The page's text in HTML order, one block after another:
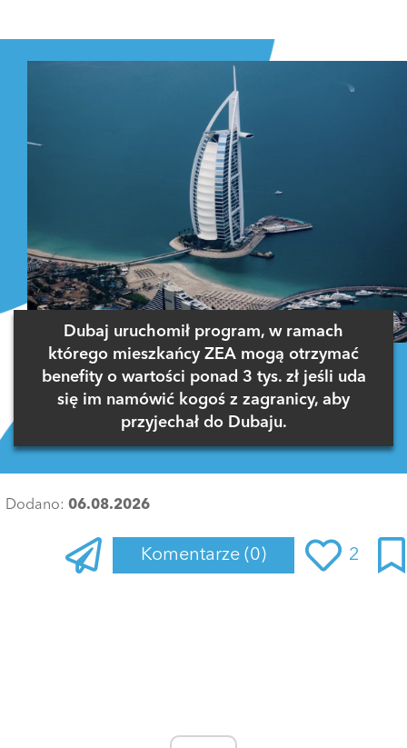
Dubaj uruchomił program, w ramach
którego mieszkańcy ZEA mogą otrzymać
benefity o wartości ponad 3 tys. zł jeśli uda
się im namówić kogoś z zagranicy, aby
przyjechał do Dubaju.
Dodano: 06.08.2026
Komentarze (0) 2